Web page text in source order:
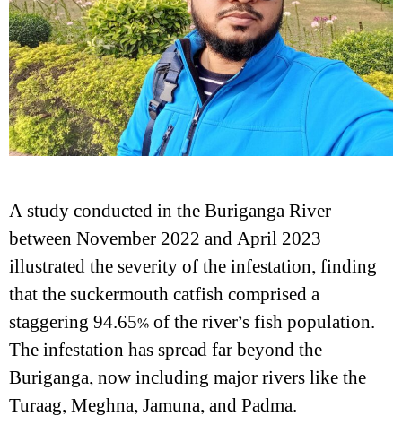
A study conducted in the Buriganga River
between November 2022 and April 2023
illustrated the severity of the infestation, finding
that the suckermouth catfish comprised a
staggering 94.65% of the river’s fish population.
The infestation has spread far beyond the
Buriganga, now including major rivers like the
Turaag, Meghna, Jamuna, and Padma.